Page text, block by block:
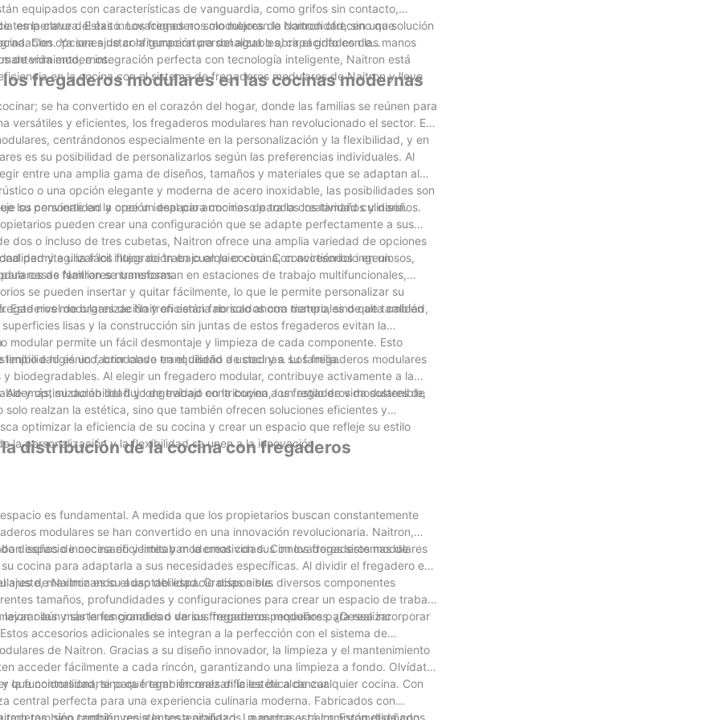
equipados con características de vanguardia, como grifos sin contacto,
temperatura. Estas innovaciones no solo mejoran la comodidad, sino que
Ya sea ajustar la temperatura del agua o abrir el grifo con las manos
de vida modernos.
es la clave del éxito. Los fregaderos modulares de Naitron ofrecen una solución
Con opciones de configuración personalizables, capacidades de
e integración perfecta con tecnología inteligente, Naitron está
en la cocina con el sistema de fregaderos modulares de Naitron y lleve
fregaderos modulares en las cocinas modernas
se ha convertido en el corazón del hogar, donde las familias se reúnen para
versátiles y eficientes, los fregaderos modulares han revolucionado el sector. En
centrándonos especialmente en la personalización y la flexibilidad, y en
es su posibilidad de personalizarlos según las preferencias individuales. Al
entre una amplia gama de diseños, tamaños y materiales que se adaptan al
o una opción elegante y moderna de acero inoxidable, las posibilidades son
su personalidad y cree un espacio armonioso para la creatividad culinaria.
los convierte en la opción ideal para cocinas de todos los tamaños y diseños.
pueden crear una configuración que se adapte perfectamente a sus
dos o incluso de tres cubetas, Naitron ofrece una amplia variedad de opciones
permite una fácil integración en cualquier cocina, convirtiéndolo en un
casas familiares numerosas.
y agilizar los flujos de trabajo en la cocina. Con accesorios ingeniosos,
de Naitron se transforman en estaciones de trabajo multifuncionales,
se pueden insertar y quitar fácilmente, lo que le permite personalizar su
nivel de organización y eficiencia no solo ahorra tiempo, sino que también
modulares de Naitron están fabricados con materiales de alta calidad,
lisas y la construcción sin juntas de estos fregaderos evitan la
modular permite un fácil desmontaje y limpieza de cada componente. Esto
e higiénico, brindando tranquilidad a usted y a su familia.
es un factor clave en el diseño de cocinas. Los fregaderos modulares
biodegradables. Al elegir un fregadero modular, contribuye activamente a la
su durabilidad y longevidad contribuyen a un estilo de vida sostenible,
y optimización del flujo de trabajo en la cocina, los fregaderos modulares de
realzan la estética, sino que también ofrecen soluciones eficientes y
optimizar la eficiencia de su cocina y crear un espacio que refleje su estilo
la personalización y la flexibilidad se unen a la innovación.
distribución de la cocina con fregaderos
es fundamental. A medida que los propietarios buscan constantemente
modulares se han convertido en una innovación revolucionaria. Naitron,
diseños de cocina eficientes y modernos con sus innovadores sistemas de
espacio innecesario y limitaban la creatividad. Con los fregaderos modulares
cocina para adaptarla a sus necesidades específicas. Al dividir el fregadero en
maximizando el uso del espacio disponible.
de Naitron es su adaptabilidad. Gracias a sus diversos componentes
tamaños, profundidades y configuraciones para crear un espacio de trabajo
ollas y sartenes grandes o varios fregaderos pequeños para realizar
aún más la funcionalidad de sus fregaderos modulares. ¿Desea incorporar
accesorios adicionales se integran a la perfección con el sistema de
de Naitron. Gracias a su diseño innovador, la limpieza y el mantenimiento
acceder fácilmente a cada rincón, garantizando una limpieza a fondo. Olvídate
que contorsionarte para fregar rincones difíciles de alcanzar.
la funcionalidad, sino que también realzan la estética de cualquier cocina. Con
central perfecta para una experiencia culinaria moderna. Fabricados con
sino también resistentes a arañazos, manchas y calor. Están diseñados
también contribuyen a la sostenibilidad. La marca está comprometida con